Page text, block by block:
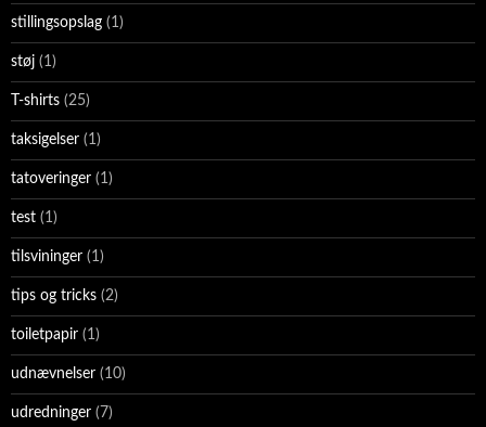
stillingsopslag (1)
støj (1)
T-shirts (25)
taksigelser (1)
tatoveringer (1)
test (1)
tilsvininger (1)
tips og tricks (2)
toiletpapir (1)
udnævnelser (10)
udredninger (7)